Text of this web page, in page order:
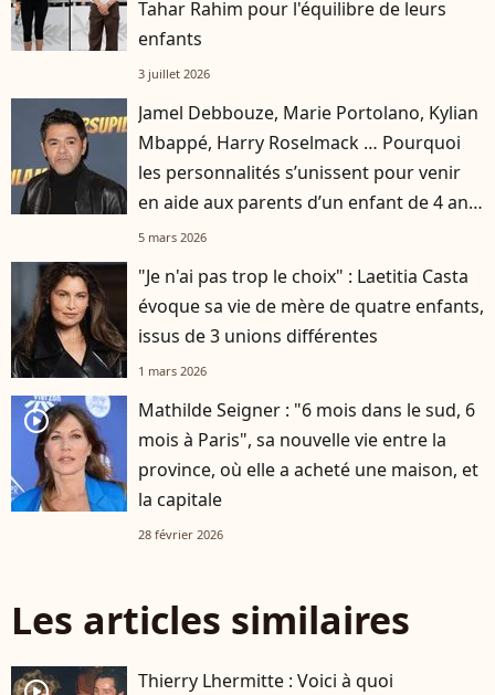
Tahar Rahim pour l'équilibre de leurs
enfants
3 juillet 2026
Jamel Debbouze, Marie Portolano, Kylian
Mbappé, Harry Roselmack … Pourquoi
les personnalités s’unissent pour venir
en aide aux parents d’un enfant de 4 ans
?
5 mars 2026
"Je n'ai pas trop le choix" : Laetitia Casta
évoque sa vie de mère de quatre enfants,
issus de 3 unions différentes
1 mars 2026
player2
Mathilde Seigner : "6 mois dans le sud, 6
mois à Paris", sa nouvelle vie entre la
province, où elle a acheté une maison, et
la capitale
28 février 2026
Les articles similaires
Thierry Lhermitte : Voici à quoi